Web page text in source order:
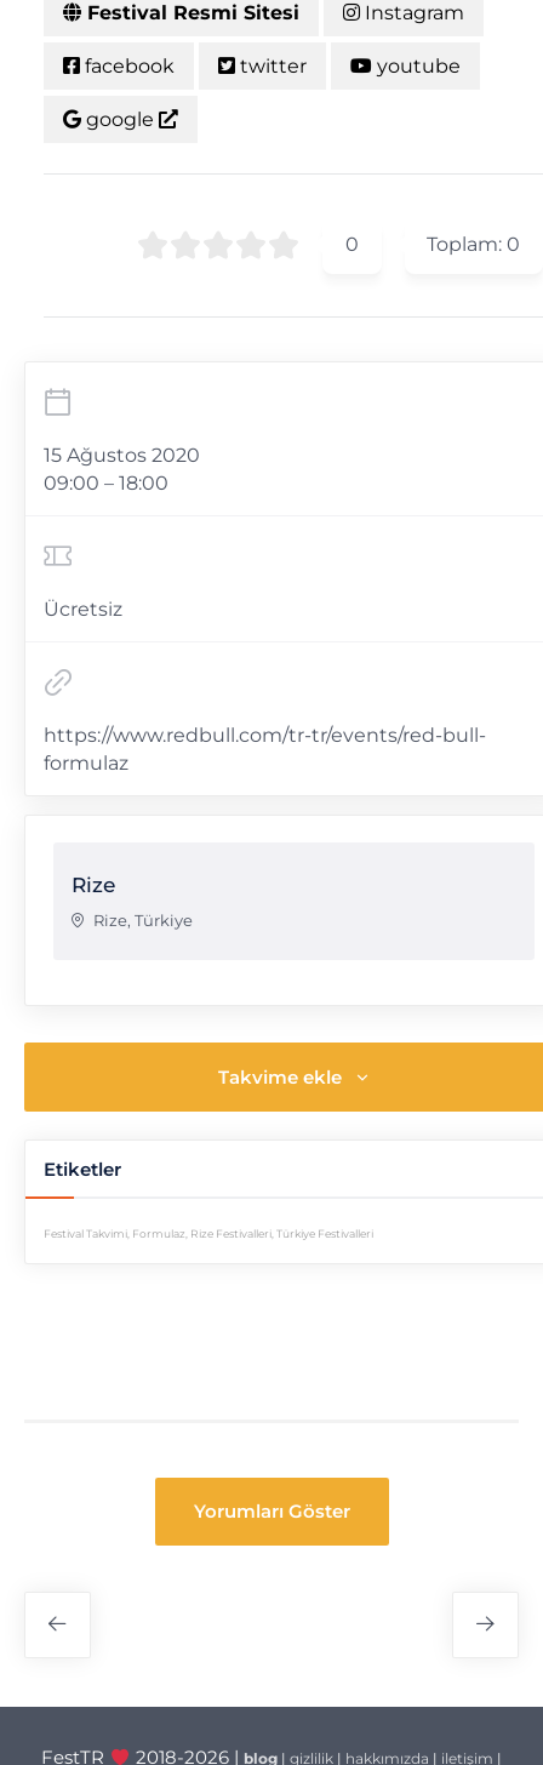
Festival Resmi Sitesi Instagram
facebook twitter youtube
google
0 Toplam: 0
15 Ağustos 2020
09:00 – 18:00
Ücretsiz
https://www.redbull.com/tr-tr/events/red-bull-
formulaz
Rize
Rize, Türkiye
Takvime ekle
Etiketler
Festival Takvimi Formulaz Rize Festivalleri Türkiye Festivalleri
Yorumları Göster
FestTR 2018-2026 | blog| gizlilik| hakkımızda | iletişim |